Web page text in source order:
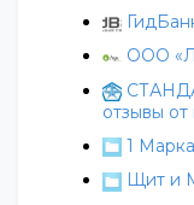
ООО
отзывы от
1
Щит и